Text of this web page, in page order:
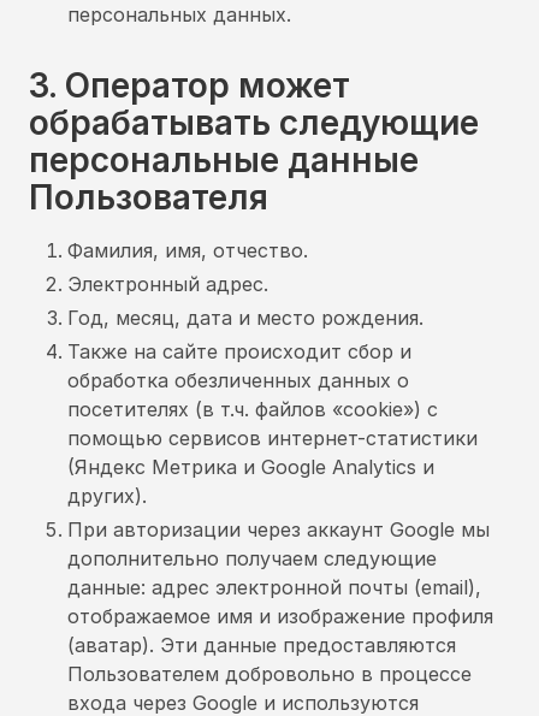
персональных данных.
3. Оператор может
обрабатывать следующие
персональные данные
Пользователя
Фамилия, имя, отчество.
Электронный адрес.
Год, месяц, дата и место рождения.
Также на сайте происходит сбор и
обработка обезличенных данных о
посетителях (в т.ч. файлов «cookie») с
помощью сервисов интернет-статистики
(Яндекс Метрика и Google Analytics и
других).
При авторизации через аккаунт Google мы
дополнительно получаем следующие
данные: адрес электронной почты (email),
отображаемое имя и изображение профиля
(аватар). Эти данные предоставляются
Пользователем добровольно в процессе
входа через Google и используются